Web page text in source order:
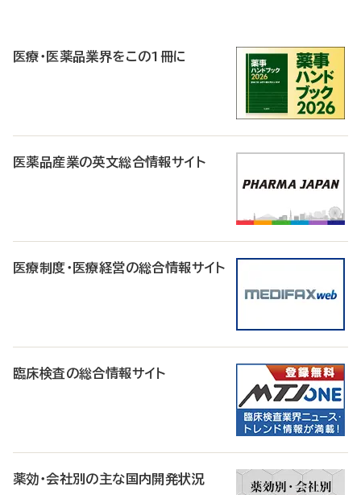
医療・医薬品業界をこの1冊に
医薬品産業の英文総合情報サイト
医療制度・医療経営の総合情報サイト
臨床検査の総合情報サイト
薬効・会社別の主な国内開発状況